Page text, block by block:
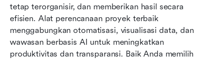
tetap terorganisir, dan memberikan hasil secara
efisien. Alat perencanaan proyek terbaik
menggabungkan otomatisasi, visualisasi data, dan
wawasan berbasis AI untuk meningkatkan
produktivitas dan transparansi. Baik Anda memilih